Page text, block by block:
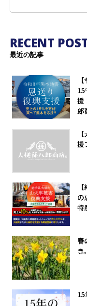
RECENT
最近の記事
援
郎
援
の
特
春
き。
15